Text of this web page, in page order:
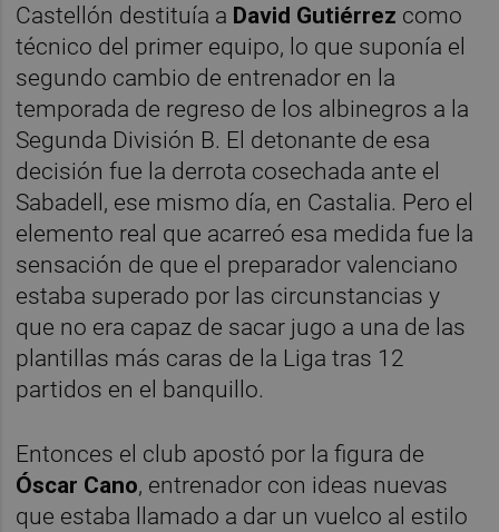
Castellón destituía a David Gutiérrez como
técnico del primer equipo, lo que suponía el
segundo cambio de entrenador en la
temporada de regreso de los albinegros a la
Segunda División B. El detonante de esa
decisión fue la derrota cosechada ante el
Sabadell, ese mismo día, en Castalia. Pero el
elemento real que acarreó esa medida fue la
sensación de que el preparador valenciano
estaba superado por las circunstancias y
que no era capaz de sacar jugo a una de las
plantillas más caras de la Liga tras 12
partidos en el banquillo.
Entonces el club apostó por la figura de
Óscar Cano, entrenador con ideas nuevas
que estaba llamado a dar un vuelco al estilo